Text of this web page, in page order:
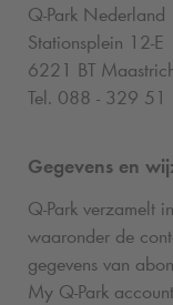
Q-Park Nederland
Stationsplein 12-E
6221 BT
Tel. 088 - 329 51
Gegevens en
Q-Park verzamelt
waaronder de
gegevens van
My Q-Park